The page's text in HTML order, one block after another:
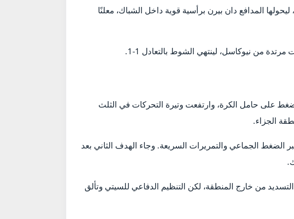
المدافع دان بيرن برأسية قوية داخل الشباك، معلنًا
من نيوكاسل، لينتهي الشوط بالتعادل 1-1.
على حامل الكرة، وارتفعت وتيرة التحركات في الثلث
الجزاء.
الضغط الجماعي والتمريرات السريعة. وجاء الهدف الثاني بعد
من خارج المنطقة، لكن التنظيم الدفاعي للسيتي وتألق